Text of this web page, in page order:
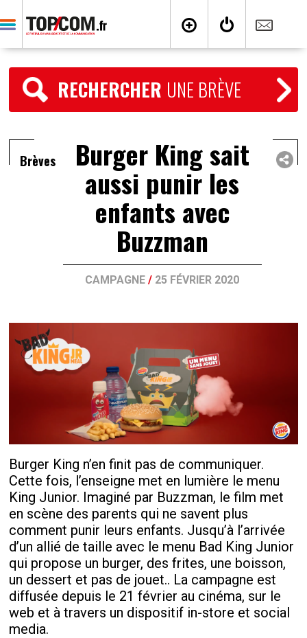
RECHERCHER UNE BRÈVE
Brèves Burger King sait
aussi punir les
enfants avec
Buzzman
CAMPAGNE / 25 FÉVRIER 2020
Burger King n’en finit pas de communiquer.
Cette fois, l’enseigne met en lumière le menu
King Junior. Imaginé par Buzzman, le film met
en scène des parents qui ne savent plus
comment punir leurs enfants. Jusqu’à l’arrivée
d’un allié de taille avec le menu Bad King Junior
qui propose un burger, des frites, une boisson,
un dessert et pas de jouet.. La campagne est
diffusée depuis le 21 février au cinéma, sur le
web et à travers un dispositif in-store et social
media.